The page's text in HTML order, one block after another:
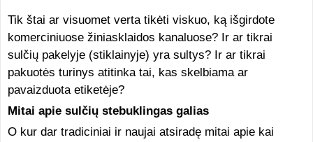
Tik štai ar visuomet verta tikėti viskuo, ką išgirdote
komerciniuose žiniasklaidos kanaluose? Ir ar tikrai
sulčių pakelyje (stiklainyje) yra sultys? Ir ar tikrai
pakuotės turinys atitinka tai, kas skelbiama ar
pavaizduota etiketėje?
Mitai apie sulčių stebuklingas galias
O kur dar tradiciniai ir naujai atsiradę mitai apie kai